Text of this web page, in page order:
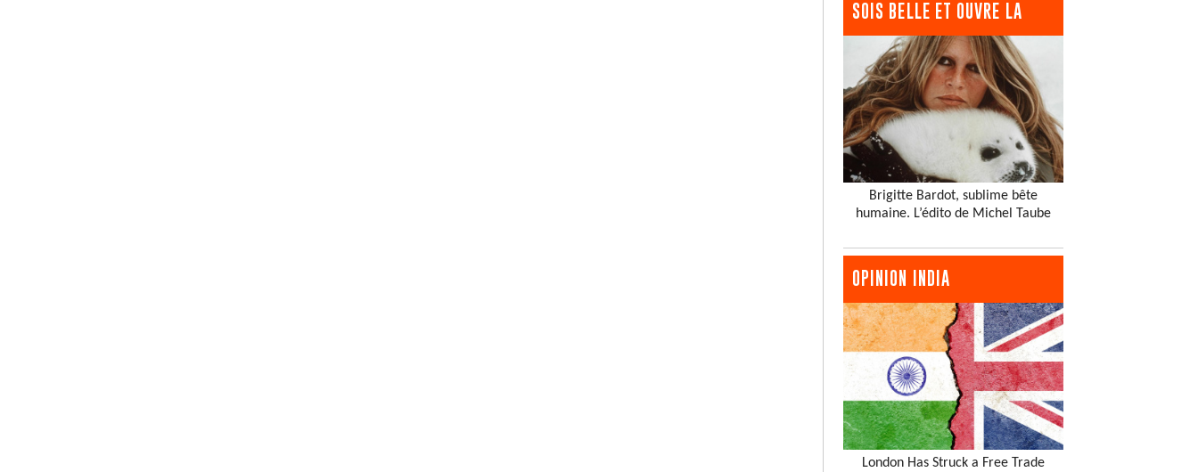
SOIS BELLE ET OUVRE LA
Brigitte Bardot, sublime bête
humaine. L’édito de Michel Taube
OPINION INDIA
London Has Struck a Free Trade